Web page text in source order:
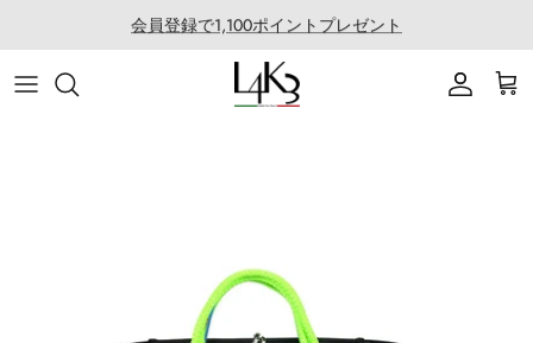
뛰
기
会員登録で1,100ポイントプレゼント
아이템
이야기
마카롱 시리즈
LABORATORIO 소개